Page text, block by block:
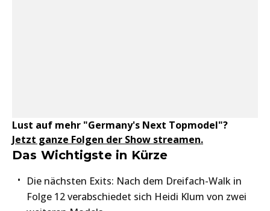
Lust auf mehr "Germany's Next Topmodel"?
Jetzt ganze Folgen der Show streamen.
Das Wichtigste in Kürze
Die nächsten Exits: Nach dem Dreifach-Walk in
Folge 12 verabschiedet sich Heidi Klum von zwei